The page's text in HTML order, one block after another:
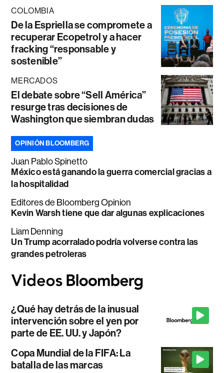
COLOMBIA
De la Espriella se compromete a
recuperar Ecopetrol y a hacer
fracking “responsable y
sostenible”
MERCADOS
El debate sobre “Sell América”
resurge tras decisiones de
Washington que siembran dudas
OPINIÓN BLOOMBERG
Juan Pablo Spinetto
México está ganando la guerra comercial gracias a
la hospitalidad
Editores de Bloomberg Opinion
Kevin Warsh tiene que dar algunas explicaciones
Liam Denning
Un Trump acorralado podría volverse contra las
grandes petroleras
¿Qué hay detrás de la inusual
intervención sobre el yen por
parte de EE. UU. y Japón?
Copa Mundial de la FIFA: La
batalla de las marcas